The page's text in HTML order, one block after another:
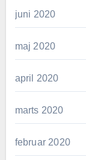
juni 2020
maj 2020
april 2020
marts 2020
februar 2020